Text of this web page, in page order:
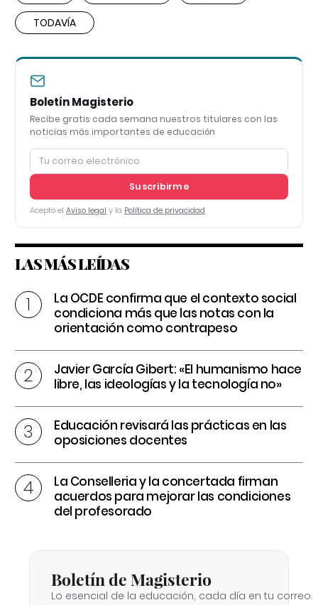
TODAVÍA
Boletín Magisterio
Recibe gratis cada semana nuestros titulares con las
noticias más importantes de educación
Suscribirme
Acepto el Aviso legal y la Política de privacidad
LAS MÁS LEÍDAS
La OCDE confirma que el contexto social
condiciona más que las notas con la
orientación como contrapeso
Javier García Gibert: «El humanismo hace
libre, las ideologías y la tecnología no»
Educación revisará las prácticas en las
oposiciones docentes
La Conselleria y la concertada firman
acuerdos para mejorar las condiciones
del profesorado
Boletín de Magisterio
Lo esencial de la educación, cada día en tu correo.